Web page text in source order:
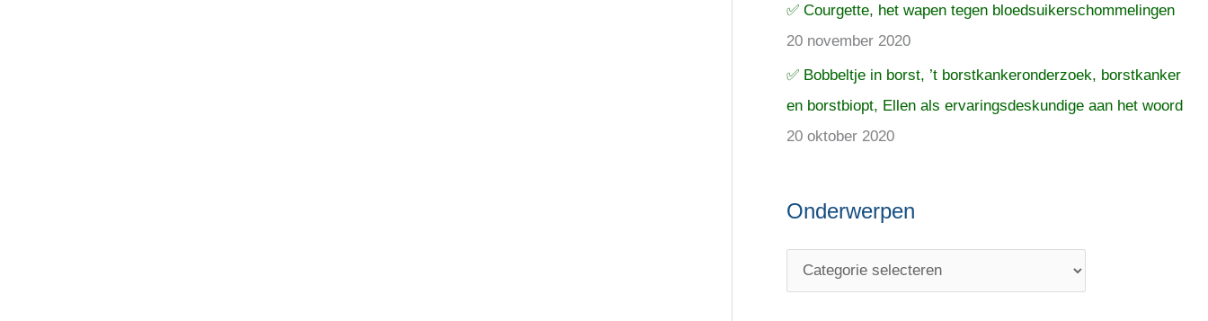
✅ Courgette, het wapen tegen bloedsuikerschommelingen
20 november 2020
✅ Bobbeltje in borst, ’t borstkankeronderzoek, borstkanker
en borstbiopt, Ellen als ervaringsdeskundige aan het woord
20 oktober 2020
Onderwerpen